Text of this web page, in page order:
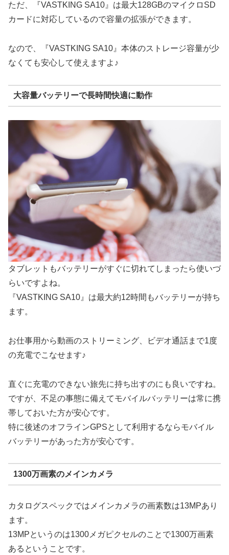
ただ、『VASTKING SA10』は最大128GBのマイクロSD
カードに対応しているので容量の拡張ができます。
なので、『VASTKING SA10』本体のストレージ容量が少
なくても安心して使えますよ♪
大容量バッテリーで長時間快適に動作
タブレットもバッテリーがすぐに切れてしまったら使いづ
らいですよね。
『VASTKING SA10』は最大約12時間もバッテリーが持ち
ます。
お仕事用から動画のストリーミング、ビデオ通話まで1度
の充電でこなせます♪
直ぐに充電のできない旅先に持ち出すのにも良いですね。
ですが、不足の事態に備えてモバイルバッテリーは常に携
帯しておいた方が安心です。
特に後述のオフラインGPSとして利用するならモバイル
バッテリーがあった方が安心です。
1300万画素のメインカメラ
カタログスペックではメインカメラの画素数は13MPあり
ます。
13MPというのは1300メガピクセルのことで1300万画素
あるということです。